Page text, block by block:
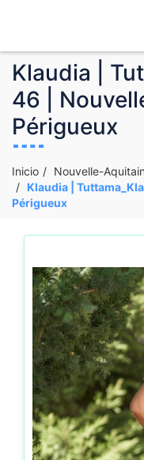
Klaudia |
46 |
Périgueux
Inicio Nouvelle-
Klaudia |
Périgueux